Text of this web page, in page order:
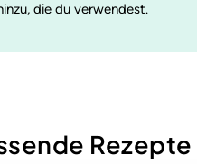
die du verwendest.
Rezepte